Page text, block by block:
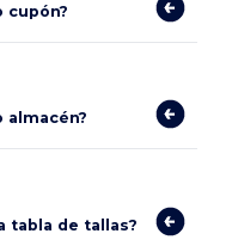
cupón?
almacén?
tabla de tallas?